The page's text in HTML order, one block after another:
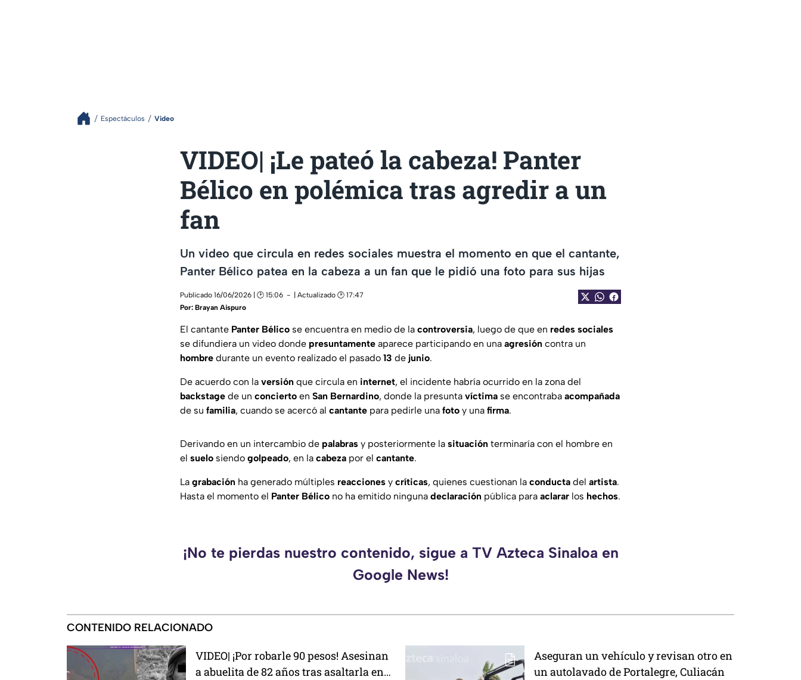
Espectáculos Video
VIDEO| ¡Le pateó la cabeza! Panter
Bélico en polémica tras agredir a un
fan
Un video que circula en redes sociales muestra el momento en que el cantante,
Panter Bélico patea en la cabeza a un fan que le pidió una foto para sus hijas
Publicado 16/06/2026 | 🕑 15:06
| Actualizado 🕑 17:47
Por: Brayan Aispuro
El cantante Panter Bélico se encuentra en medio de la controversia, luego de que en redes sociales
se difundiera un video donde presuntamente aparece participando en una agresión contra un
hombre durante un evento realizado el pasado 13 de junio.
De acuerdo con la versión que circula en internet, el incidente habría ocurrido en la zona del
backstage de un concierto en San Bernardino, donde la presunta víctima se encontraba acompañada
de su familia, cuando se acercó al cantante para pedirle una foto y una firma.
Derivando en un intercambio de palabras y posteriormente la situación terminaría con el hombre en
el suelo siendo golpeado, en la cabeza por el cantante.
La grabación ha generado múltiples reacciones y críticas, quienes cuestionan la conducta del artista.
Hasta el momento el Panter Bélico no ha emitido ninguna declaración pública para aclarar los hechos.
¡No te pierdas nuestro contenido, sigue a TV Azteca Sinaloa en
Google News!
CONTENIDO RELACIONADO
VIDEO| ¡Por robarle 90 pesos! Asesinan
a abuelita de 82 años tras asaltarla en
Aseguran un vehículo y revisan otro en
un autolavado de Portalegre, Culiacán